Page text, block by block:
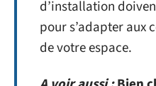
d’installation
pour s’adapter aux
de votre espace.